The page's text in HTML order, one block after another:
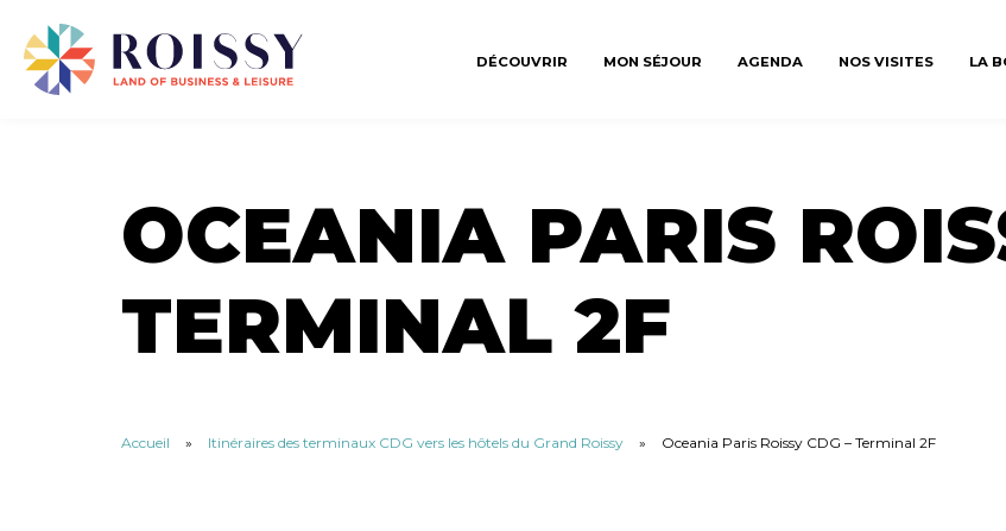
DÉCOUVRIR MON SÉJOUR AGENDA NOS VISITES LA
OCEANIA PARIS
TERMINAL 2F
Accueil » Itinéraires des terminaux CDG vers les hôtels du Grand Roissy » Oceania Paris Roissy CDG – Terminal 2F